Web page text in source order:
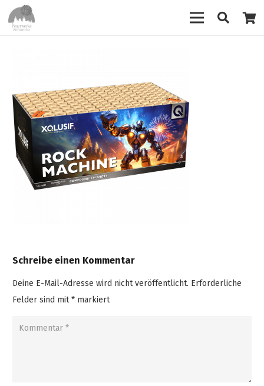
Schreibe einen Kommentar
Deine E-Mail-Adresse wird nicht veröffentlicht. Erforderliche
Felder sind mit* markiert